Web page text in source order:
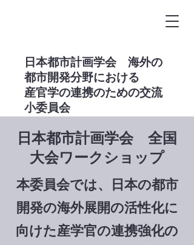
​日本都市計画学会 海外の
都市開発分野における
産官学の連携のための交流
小委員会
日本都市計画学会 全国
大会ワークショップ
​本委員会では、日本の都市
開発の海外展開の活性化に
向けた産学官の連携強化の